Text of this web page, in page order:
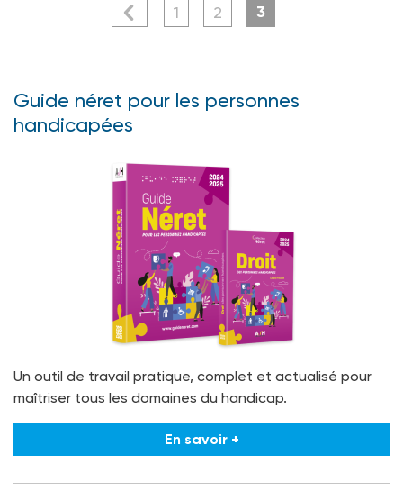
1 2 3
Guide néret pour les personnes
handicapées
Un outil de travail pratique, complet et actualisé pour
maîtriser tous les domaines du handicap.
En savoir +